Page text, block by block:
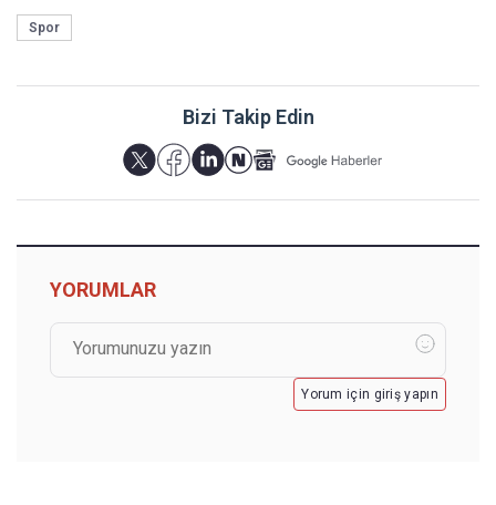
Spor
Bizi Takip Edin
YORUMLAR
Yorum için giriş yapın